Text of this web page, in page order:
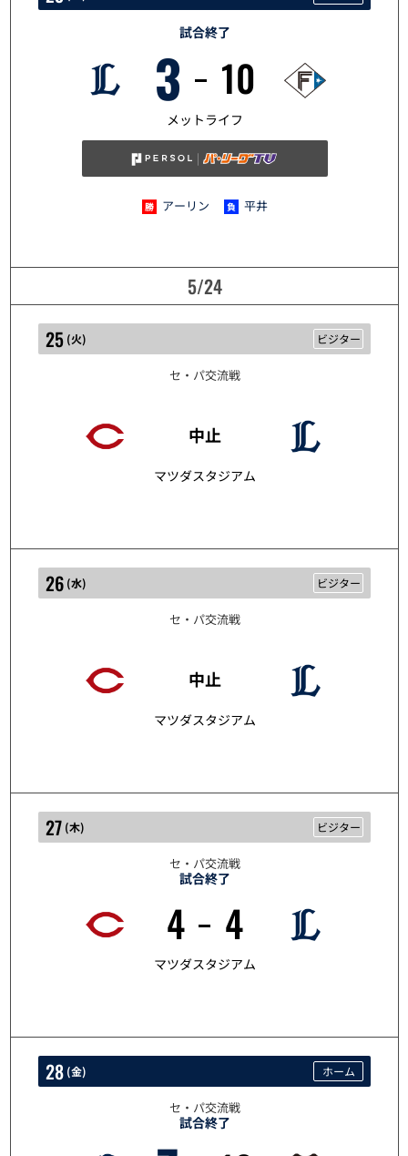
5/23
試合終了
3 10
メットライフ
アーリン 平井
5/24
5/25
25 (火) ビジター
セ・パ交流戦
中止
マツダスタジアム
5/26
26 (水) ビジター
セ・パ交流戦
中止
マツダスタジアム
27 (木) ビジター
セ・パ交流戦
試合終了
4 4
マツダスタジアム
28 (金) ホーム
セ・パ交流戦
試合終了